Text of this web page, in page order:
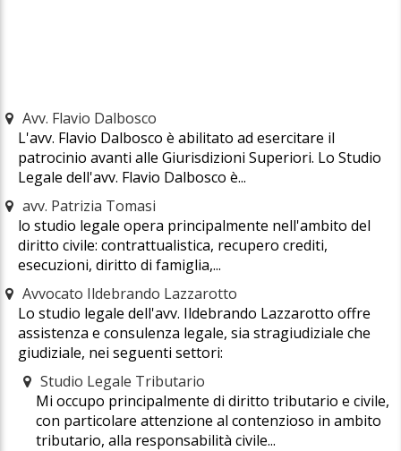
Avv. Flavio Dalbosco
L'avv. Flavio Dalbosco è abilitato ad esercitare il
patrocinio avanti alle Giurisdizioni Superiori. Lo Studio
Legale dell'avv. Flavio Dalbosco è...
avv. Patrizia Tomasi
lo studio legale opera principalmente nell'ambito del
diritto civile: contrattualistica, recupero crediti,
esecuzioni, diritto di famiglia,...
Avvocato Ildebrando Lazzarotto
Lo studio legale dell'avv. Ildebrando Lazzarotto offre
assistenza e consulenza legale, sia stragiudiziale che
giudiziale, nei seguenti settori:
Studio Legale Tributario
Mi occupo principalmente di diritto tributario e civile,
con particolare attenzione al contenzioso in ambito
tributario, alla responsabilità civile...